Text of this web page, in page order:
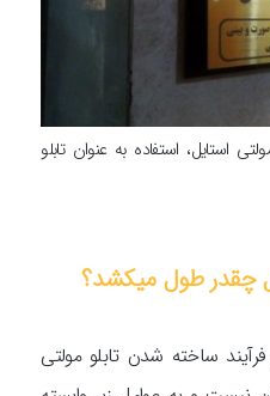
استایل، استفاده به عنوان تابلو
چقدر طول میکشد؟
ساخته شدن تابلو مولتی